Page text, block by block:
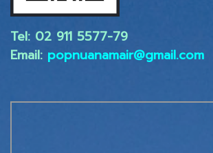
Tel: 02 ​911 5577-79
Email: popnuanamair@gmail.com